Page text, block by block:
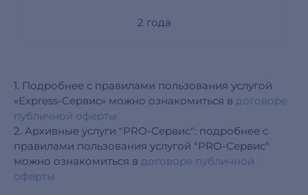
2 года
1. Подробнее с правилами пользования услугой
«Express-Сервис» можно ознакомиться в договоре
публичной оферты
2. Архивные услуги "PRO-Сервис": подробнее с
правилами пользования услугой "PRO-Сервис"
можно ознакомиться в договоре публичной
оферты